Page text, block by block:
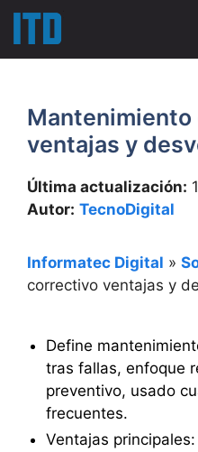
Saltar
contenido
ventajas y
Última actualización:
Autor: TecnoDigital
Informatec Digital »
correctivo ventajas y
Define
tras fallas, enfoque
preventivo, usado
frecuentes.
Ventajas